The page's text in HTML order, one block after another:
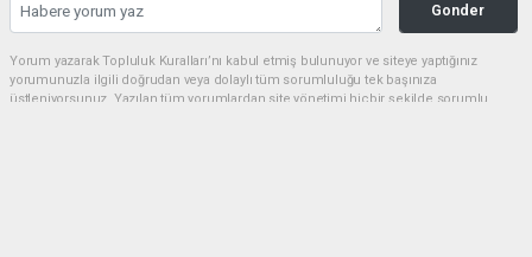
Gonder
Yorum yazarak Topluluk Kuralları’nı kabul etmiş bulunuyor ve siteye yaptığınız
yorumunuzla ilgili doğrudan veya dolaylı tüm sorumluluğu tek başınıza
üstleniyorsunuz. Yazılan tüm yorumlardan site yönetimi hiçbir şekilde sorumlu